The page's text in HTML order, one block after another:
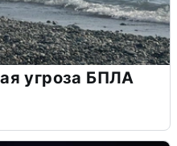
угроза БПЛА